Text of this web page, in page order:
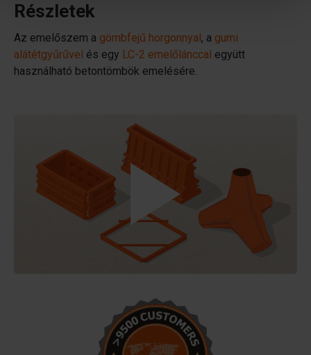
Részletek
Az emelőszem a gömbfejű horgonnyal, a gumi
alátétgyűrűvel és egy LC-2 emelőlánccal együtt
használható betontömbök emelésére.